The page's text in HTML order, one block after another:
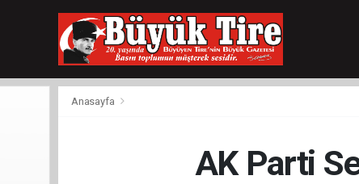
Anasayfa
AK Parti